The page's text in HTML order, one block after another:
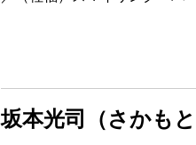
坂本光司（さかもと